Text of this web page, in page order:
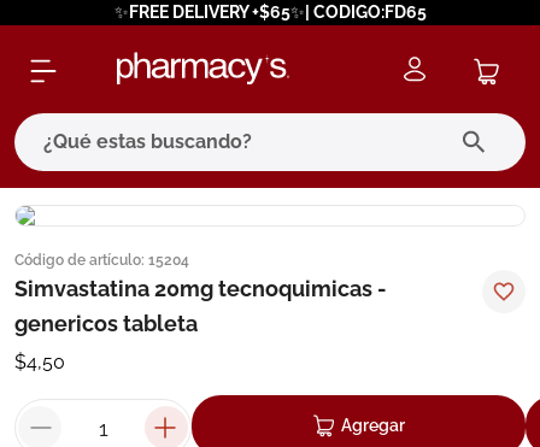
✨FREE DELIVERY +$65✨| CODIGO:FD65
¿Qué estas buscando?
Código de artículo: 15204
Simvastatina 20mg tecnoquimicas -
genericos tableta
$4,50
Agregar
términos más buscados
1. eucerin
cerave